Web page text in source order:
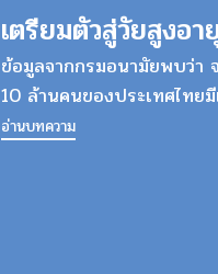
เตรียมตัวสู่วัยสูงอ
ข้อมูลจากกรมอนามัยพบว่า
10 ล้านคนของประเทศไทย
อ่านบทความ